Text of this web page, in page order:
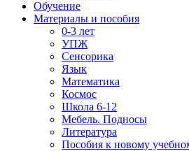
Обучение
Материалы и пособия
0-3 лет
УПЖ
Сенсорика
Язык
Математика
Космос
Школа 6-12
Мебель. Подносы
Литература
Пособия к новому